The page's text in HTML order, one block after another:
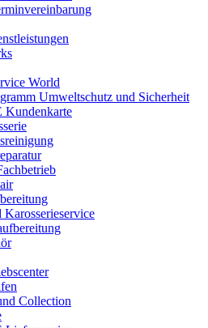
World
Umweltschutz und Sicherheit
Kundenkarte
Collection